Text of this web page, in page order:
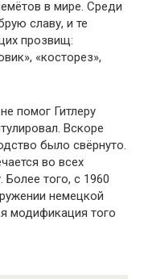
в мире. Среди
славу, и те
прозвищ:
«косторез»,
помог Гитлеру
Вскоре
было свёрнуто.
во всех
того, с 1960
немецкой
модификация того